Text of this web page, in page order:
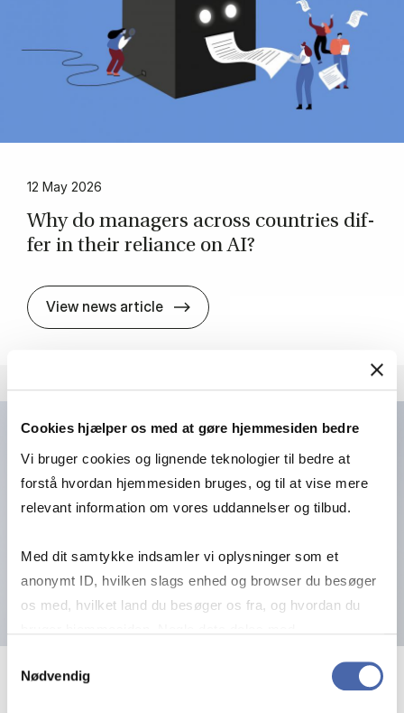
Cookies hjælper os med at gøre hjemmesiden bedre
Vi bruger cookies og lignende teknologier til bedre at
forstå hvordan hjemmesiden bruges, og til at vise mere
relevant information om vores uddannelser og tilbud.
Med dit samtykke indsamler vi oplysninger som et
anonymt ID, hvilken slags enhed og browser du besøger
os med, hvilket land du besøger os fra, og hvordan du
markedsføring. Du bestemmer selv - og kan altid trække
Nødvendig
12 May 2026
Why do man­agers across coun­tri­es dif­
fer in their re­li­ance on AI?
View news article Why do man­agers across